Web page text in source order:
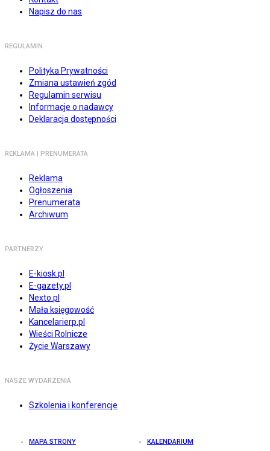
Napisz do nas
REGULAMIN
Polityka Prywatności
Zmiana ustawień zgód
Regulamin serwisu
Informacje o nadawcy
Deklaracja dostępności
REKLAMA I PRENUMERATA
Reklama
Ogłoszenia
Prenumerata
Archiwum
PARTNERZY
E-kiosk.pl
E-gazety.pl
Nexto.pl
Mała księgowość
Kancelarierp.pl
Wieści Rolnicze
Życie Warszawy
NASZE WYDARZENIA
Szkolenia i konferencje
MAPA STRONY KALENDARIUM